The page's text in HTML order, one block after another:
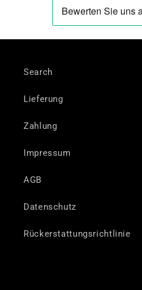
Search
Lieferung
Zahlung
Impressum
AGB
Datenschutz
Rückerstattungsrichtlinie